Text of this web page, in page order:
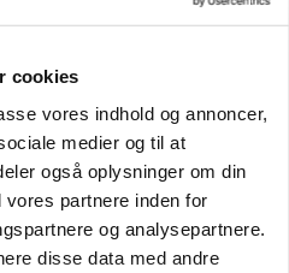
cookies
vores indhold og annoncer,
medier og til at
også oplysninger om din
partnere inden for
og analysepartnere.
disse data med andre